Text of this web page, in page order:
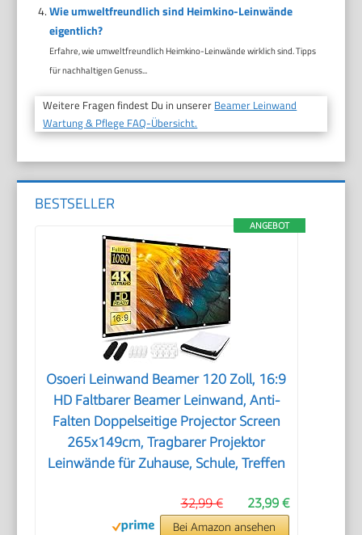
Wie umweltfreundlich sind Heimkino-Leinwände
eigentlich?
Erfahre, wie umweltfreundlich Heimkino-Leinwände wirklich sind. Tipps
für nachhaltigen Genuss...
Weitere Fragen findest Du in unserer Beamer Leinwand
Wartung & Pflege FAQ-Übersicht.
BESTSELLER
ANGEBOT
Osoeri Leinwand Beamer 120 Zoll, 16:9
HD Faltbarer Beamer Leinwand, Anti-
Falten Doppelseitige Projector Screen
265x149cm, Tragbarer Projektor
Leinwände für Zuhause, Schule, Treffen
23,99 €
32,99 €
Bei Amazon ansehen